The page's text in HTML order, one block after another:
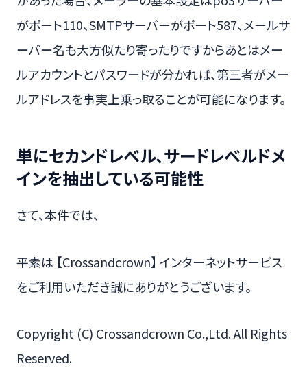
がポート110、SMTPサーバーがポート587、メールサ
ーバー名も大方似たり寄ったりですからあとはメー
ルアカウントとパスワードが分かれば、第三者がメー
ルアドレスを事実上乗っ取ることが可能になります。
単にセカンドレベル、サードレベルドメ
インを抽出している可能性
さて、本件では、
平素は 【Crossandcrown】 インターネットサービス
をご利用いただき誠にありがとうございます。
Copyright (C) Crossandcrown Co.,Ltd. All Rights
Reserved.